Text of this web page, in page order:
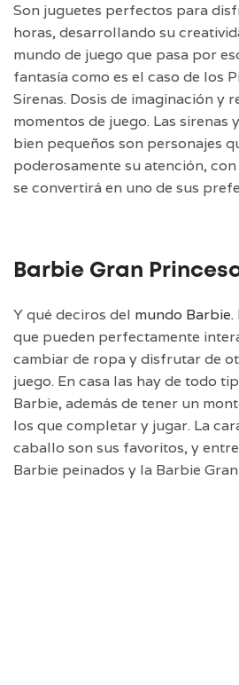
Son juguetes perfectos para
horas, desarrollando su
mundo de juego que pasa por
fantasía como es el caso de los
Sirenas. Dosis de imaginación y
momentos de juego. Las sirenas
bien pequeños son personajes
poderosamente su atención,
se convertirá en uno de sus
Barbie Gran
Y qué deciros del mundo Barbie.
que pueden perfectamente
cambiar de ropa y disfrutar de
juego. En casa las hay de todo
Barbie, además de tener un
los que completar y jugar. La
caballo son sus favoritos, y
Barbie peinados y la Barbie